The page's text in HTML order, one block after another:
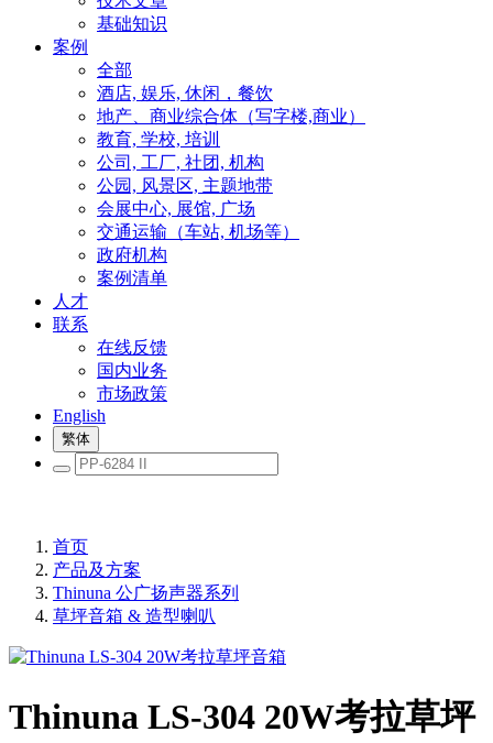
基础知识
案例
全部
酒店, 娱乐, 休闲，餐饮
地产、商业综合体（写字楼,商业）
教育, 学校, 培训
公司, 工厂, 社团, 机构
公园, 风景区, 主题地带
会展中心, 展馆, 广场
交通运输（车站, 机场等）
政府机构
案例清单
人才
联系
在线反馈
国内业务
市场政策
English
繁体
首页
产品及方案
Thinuna 公广扬声器系列
草坪音箱 & 造型喇叭
Thinuna LS-304 20W考拉草坪